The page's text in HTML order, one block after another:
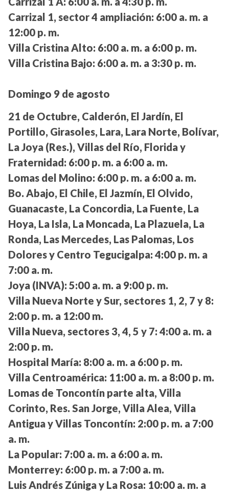
Carrizal 1, sector 4 ampliación: 6:00 a. m. a
12:00 p. m.
Villa Cristina Alto: 6:00 a. m. a 6:00 p. m.
Villa Cristina Bajo: 6:00 a. m. a 3:30 p. m.
Domingo 9 de agosto
21 de Octubre, Calderón, El Jardín, El
Portillo, Girasoles, Lara, Lara Norte, Bolívar,
La Joya (Res.), Villas del Río, Florida y
Fraternidad: 6:00 p. m. a 6:00 a. m.
Lomas del Molino: 6:00 p. m. a 6:00 a. m.
Bo. Abajo, El Chile, El Jazmín, El Olvido,
Guanacaste, La Concordia, La Fuente, La
Hoya, La Isla, La Moncada, La Plazuela, La
Ronda, Las Mercedes, Las Palomas, Los
Dolores y Centro Tegucigalpa: 4:00 p. m. a
7:00 a. m.
Joya (INVA): 5:00 a. m. a 9:00 p. m.
Villa Nueva Norte y Sur, sectores 1, 2, 7 y 8:
2:00 p. m. a 12:00 m.
Villa Nueva, sectores 3, 4, 5 y 7: 4:00 a. m. a
2:00 p. m.
Hospital María: 8:00 a. m. a 6:00 p. m.
Villa Centroamérica: 11:00 a. m. a 8:00 p. m.
Lomas de Toncontín parte alta, Villa
Corinto, Res. San Jorge, Villa Alea, Villa
Antigua y Villas Toncontín: 2:00 p. m. a 7:00
a. m.
La Popular: 7:00 a. m. a 6:00 a. m.
Monterrey: 6:00 p. m. a 7:00 a. m.
Luis Andrés Zúniga y La Rosa: 10:00 a. m. a